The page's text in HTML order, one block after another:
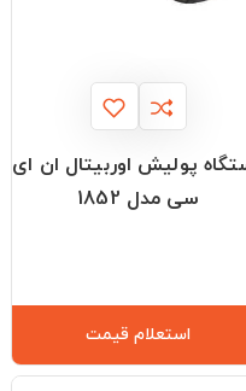
پولیش اوربیتال ان ای
سی مدل 1852
استعلام قیمت